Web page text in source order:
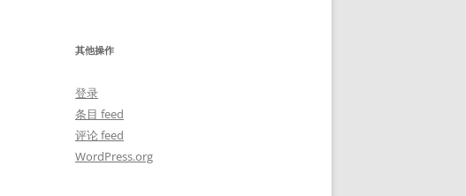
其他操作
登录
条目 feed
评论 feed
WordPress.org